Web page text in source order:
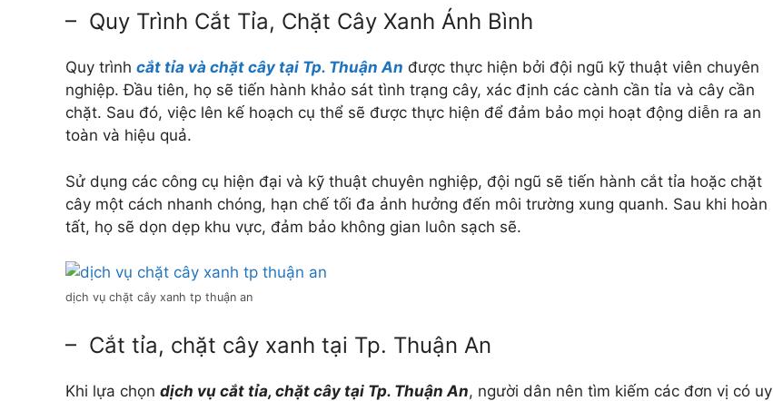
– Quy Trình Cắt Tỉa, Chặt Cây Xanh Ánh Bình
Quy trình cắt tỉa và chặt cây tại Tp. Thuận An được thực hiện bởi đội ngũ kỹ thuật viên chuyên
nghiệp. Đầu tiên, họ sẽ tiến hành khảo sát tình trạng cây, xác định các cành cần tỉa và cây cần
chặt. Sau đó, việc lên kế hoạch cụ thể sẽ được thực hiện để đảm bảo mọi hoạt động diễn ra an
toàn và hiệu quả.
Sử dụng các công cụ hiện đại và kỹ thuật chuyên nghiệp, đội ngũ sẽ tiến hành cắt tỉa hoặc chặt
cây một cách nhanh chóng, hạn chế tối đa ảnh hưởng đến môi trường xung quanh. Sau khi hoàn
tất, họ sẽ dọn dẹp khu vực, đảm bảo không gian luôn sạch sẽ.
dịch vụ chặt cây xanh tp thuận an
– Cắt tỉa, chặt cây xanh tại Tp. Thuận An
Khi lựa chọn dịch vụ cắt tỉa, chặt cây tại Tp. Thuận An, người dân nên tìm kiếm các đơn vị có uy